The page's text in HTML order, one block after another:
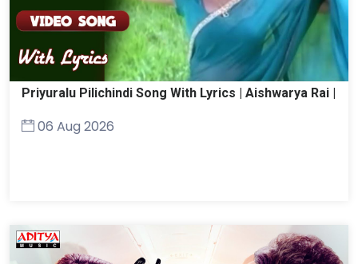
Priyuralu Pilichindi Song With Lyrics | Aishwarya Rai |
06 Aug 2026